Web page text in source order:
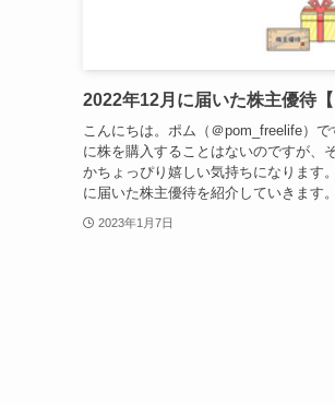
2022年12月に届いた株主優待
こんにちは。ポム（＠pom_freelife）
に株を購入することはないのですが、
かちょっぴり嬉しい気持ちになります
に届いた株主優待を紹介していきます
2023年1月7日